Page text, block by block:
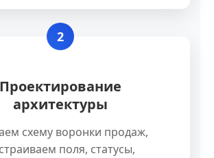
2
Проектирование
архитектуры
схему воронки продаж,
поля, статусы,